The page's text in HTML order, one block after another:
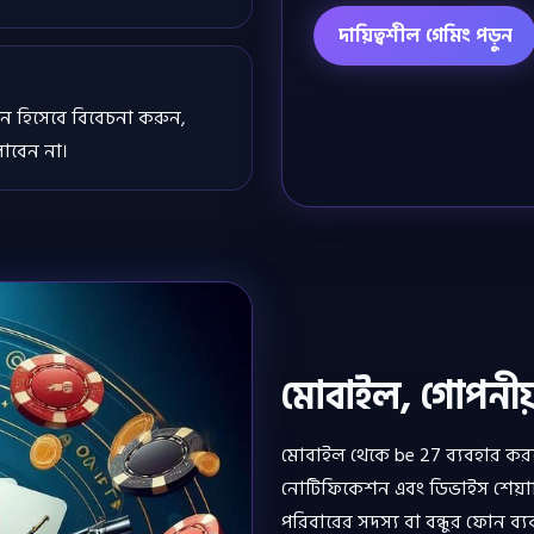
হিসেবে বিবেচনা করুন,
না।
দায়িত্বশীল গেমিং পড়ুন
মোবাইল,
মোবাইল থেকে be 27 ব্যবহার
নোটিফিকেশন এবং ডিভাইস
পরিবারের সদস্য বা বন্ধুর ফোন